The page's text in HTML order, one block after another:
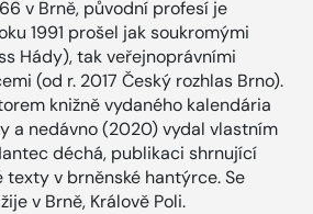
v Brně, původní profesí je
1991 prošel jak soukromými
Hády), tak veřejnoprávními
(od r. 2017 Český rozhlas Brno).
knižně vydaného kalendária
a nedávno (2020) vydal vlastním
déchá, publikaci shrnující
texty v brněnské hantýrce. Se
v Brně, Králově Poli.